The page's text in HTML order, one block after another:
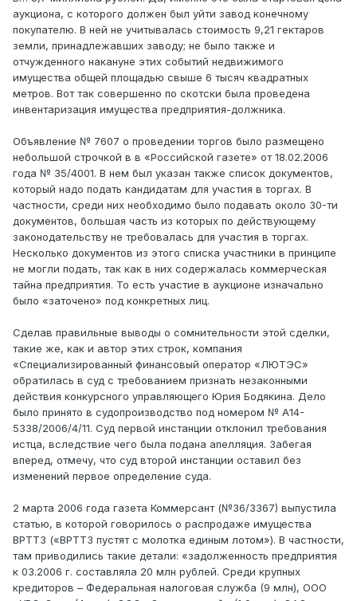
аукциона, с которого должен был уйти завод конечному
покупателю. В ней не учитывалась стоимость 9,21 гектаров
земли, принадлежавших заводу; не было также и
отчужденного накануне этих событий недвижимого
имущества общей площадью свыше 6 тысяч квадратных
метров. Вот так совершенно по скотски была проведена
инвентаризация имущества предприятия-должника.
Объявление № 7607 о проведении торгов было размещено
небольшой строчкой в в «Российской газете» от 18.02.2006
года № 35/4001. В нем был указан также список документов,
который надо подать кандидатам для участия в торгах. В
частности, среди них необходимо было подавать около 30-ти
документов, большая часть из которых по действующему
законодательству не требовалась для участия в торгах.
Несколько документов из этого списка участники в принципе
не могли подать, так как в них содержалась коммерческая
тайна предприятия. То есть участие в аукционе изначально
было «заточено» под конкретных лиц.
Сделав правильные выводы о сомнительности этой сделки,
такие же, как и автор этих строк, компания
«Специализированный финансовый оператор «ЛЮТЭС»
обратилась в суд с требованием признать незаконными
действия конкурсного управляющего Юрия Бодякина. Дело
было принято в судопроизводство под номером № А14-
5338/2006/4/11. Суд первой инстанции отклонил требования
истца, вследствие чего была подана апелляция. Забегая
вперед, отмечу, что суд второй инстанции оставил без
изменений первое определение суда.
2 марта 2006 года газета Коммерсант (№36/3367) выпустила
статью, в которой говорилось о распродаже имущества
ВРТТЗ («ВРТТЗ пустят с молотка единым лотом»). В частности,
там приводились такие детали: «задолженность предприятия
к 03.2006 г. составляла 20 млн рублей. Среди крупных
кредиторов – Федеральная налоговая служба (9 млн), ООО